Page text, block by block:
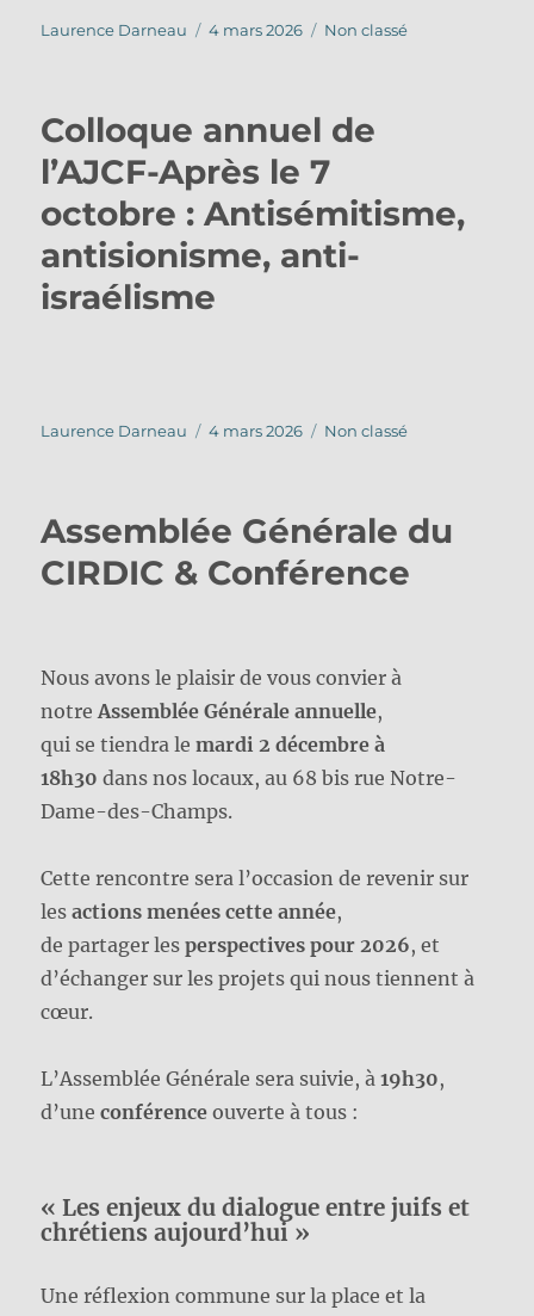
Auteur
Laurence Darneau
Publié
4 mars 2026 Catégories
Non classé
Colloque annuel de
l’AJCF-Après le 7
octobre : Antisémitisme,
antisionisme, anti-
israélisme
Auteur
Laurence Darneau
Publié
4 mars 2026 Catégories
Non classé
Assemblée Générale du
CIRDIC & Conférence
Nous avons le plaisir de vous convier à
notreAssemblée Générale annuelle,
qui se tiendra lemardi 2 décembre à
18h30 dans nos locaux, au 68 bis rue Notre-
Dame-des-Champs.
Cette rencontre sera l’occasion de revenir sur
lesactions menées cette année,
de partager lesperspectives pour 2026, et
d’échanger sur les projets qui nous tiennent à
cœur.
L’Assemblée Générale sera suivie, à19h30,
d’uneconférence ouverte à tous :
« Les enjeux du dialogue entre juifs et
chrétiens aujourd’hui »
Une réflexion commune sur la place et la